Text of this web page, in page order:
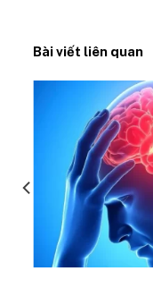
Bài viết liên quan